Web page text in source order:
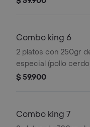
Combo king 6
2 platos con 250gr
especial (pollo
de Lomein especial
$ 59.900
Combo king 7